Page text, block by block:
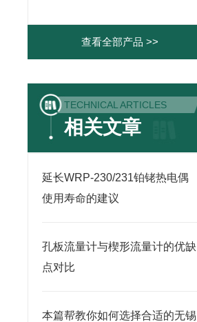
查看全部产品 >>
TECHNICAL ARTICLES
相关文章
延长WRP-230/231铂铑热电偶
使用寿命的建议
孔板流量计与楔形流量计的优缺
点对比
本篇帮教你如何选择合适的无锡